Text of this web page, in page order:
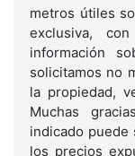
metros útiles
exclusiva,
información
solicitamos no
la propiedad,
Muchas
indicado puede
los precios